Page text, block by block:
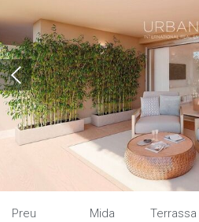
Preu Mida Terrassa